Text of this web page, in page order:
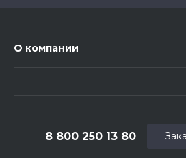
О компании
8 800 250 13 80